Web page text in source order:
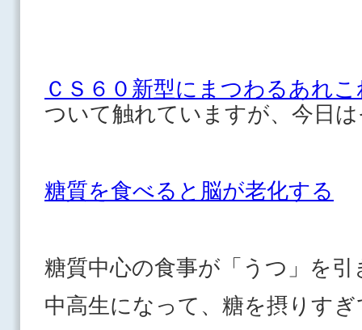
ＣＳ６０新型にまつわるあれこ
ついて触れていますが、今日
糖質を食べると脳が老化する
糖質中心の食事が「うつ」を引
中高生になって、糖を摂りす